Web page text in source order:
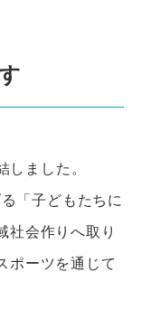
ました。
「子どもたちに
社会作りへ取り
ポーツを通じて